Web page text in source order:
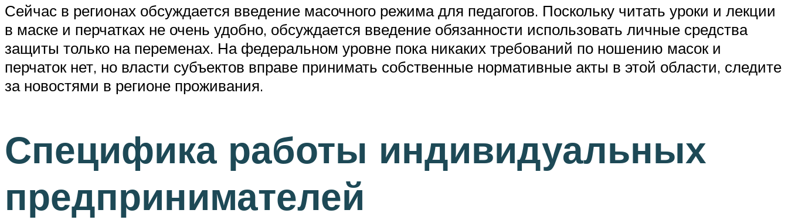
Сейчас в регионах обсуждается введение масочного режима для педагогов. Поскольку читать уроки и лекции
в маске и перчатках не очень удобно, обсуждается введение обязанности использовать личные средства
защиты только на переменах. На федеральном уровне пока никаких требований по ношению масок и
перчаток нет, но власти субъектов вправе принимать собственные нормативные акты в этой области, следите
за новостями в регионе проживания.
Специфика работы индивидуальных
предпринимателей